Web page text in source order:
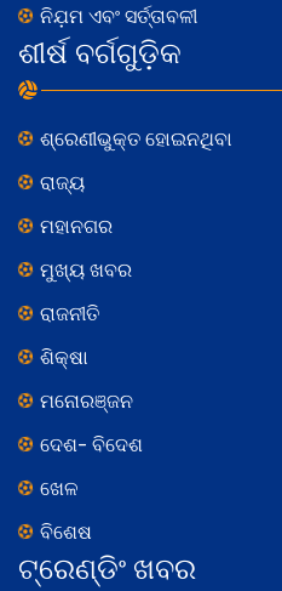
ନିଯ଼ମ ଏବଂ ସର୍ତ୍ତାବଳୀ
ଶୀର୍ଷ ବର୍ଗଗୁଡ଼ିକ
ଶ୍ରେଣୀଭୁକ୍ତ ହୋଇନଥିବା
ରାଜ୍ୟ
ମହାନଗର
ମୁଖ୍ୟ ଖବର
ରାଜନୀତି
ଶିକ୍ଷା
ମନୋରଞ୍ଜନ
ଦେଶ- ବିଦେଶ
ଖେଳ
ବିଶେଷ
ଟ୍ରେଣ୍ଡିଂ ଖବର